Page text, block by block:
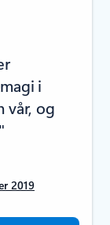
i
vår, og
2019